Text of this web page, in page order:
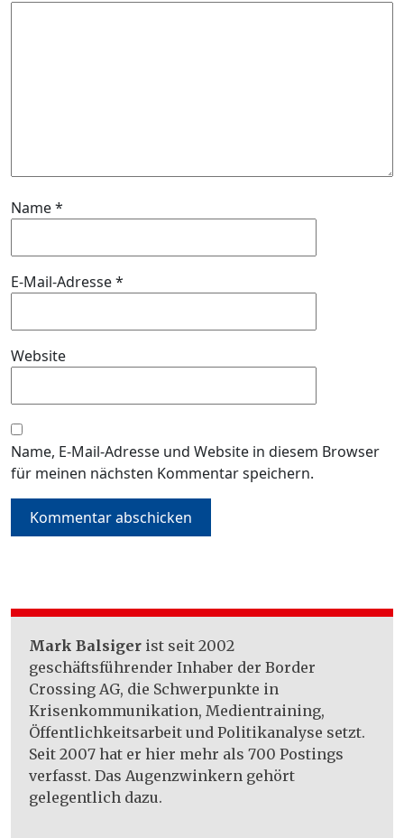
Name*
E-Mail-Adresse*
Website
Name, E-Mail-Adresse und Website in diesem Browser
für meinen nächsten Kommentar speichern.
Mark Balsiger ist seit 2002
geschäftsführender Inhaber der Border
Crossing AG, die Schwerpunkte in
Krisenkommunikation, Medientraining,
Öffentlichkeitsarbeit und Politikanalyse setzt.
Seit 2007 hat er hier mehr als 700 Postings
verfasst. Das Augenzwinkern gehört
gelegentlich dazu.